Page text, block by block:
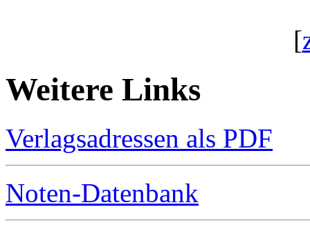
[
Weitere Links
Verlagsadressen als PDF
Noten-Datenbank